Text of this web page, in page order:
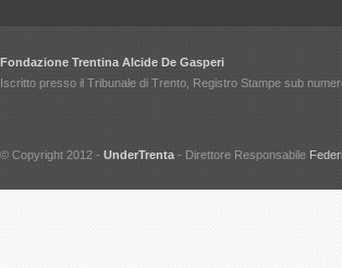
Fondazione Trentina Alcide De Gasperi
Iscritto presso il Tribunale di Trento, Registro Stampe sub
© Copyright 2012 - UnderTrenta - Direttore Responsabile